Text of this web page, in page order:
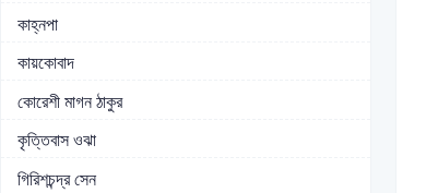
কাহ্নপা
কায়কোবাদ
কোরেশী মাগন ঠাকুর
কৃত্তিবাস ওঝা
গিরিশচন্দ্র সেন